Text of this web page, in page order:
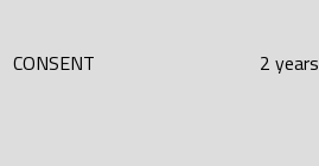
CONSENT 2 years